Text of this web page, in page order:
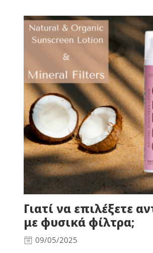
Γιατί να επιλέξετε
με φυσικά φίλτρα;
09/05/2025